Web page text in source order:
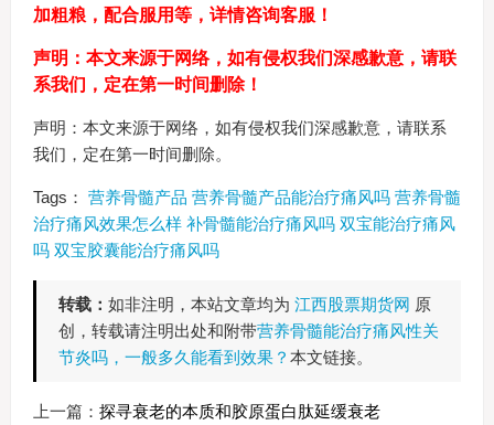
加粗粮，配合服用等，详情咨询客服！
声明：本文来源于网络，如有侵权我们深感歉意，请联
系我们，定在第一时间删除！
声明：本文来源于网络，如有侵权我们深感歉意，请联系
我们，定在第一时间删除。
Tags： 营养骨髓产品 营养骨髓产品能治疗痛风吗 营养骨髓
治疗痛风效果怎么样 补骨髓能治疗痛风吗 双宝能治疗痛风
吗 双宝胶囊能治疗痛风吗
转载： 如非注明，本站文章均为 江西股票期货网 原
创，转载请注明出处和附带营养骨髓能治疗痛风性关
节炎吗，一般多久能看到效果？ 本文链接。
上一篇： 探寻衰老的本质和胶原蛋白肽延缓衰老